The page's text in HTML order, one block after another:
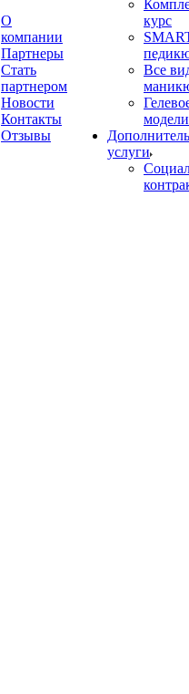
О
компании
Партнеры
Стать
партнером
Новости
Контакты
Отзывы
курс
Все
услуги